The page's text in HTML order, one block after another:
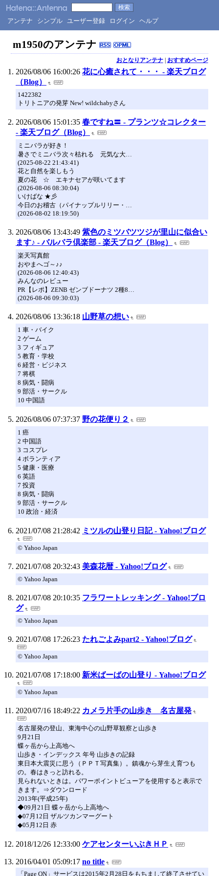
アンテナ シンプル ユーザー登録 ログイン ヘルプ
m1950のアンテナ
おとなりアンテナ| おすすめページ
2026/08/06 16:00:26 花に心癒されて・・・ - 楽天ブログ
（Blog）
1422382
トリトニアの発芽 New! wildchabyさん
2026/08/06 15:01:35 春ですね〓 - プランツ☆コレクター
- 楽天ブログ（Blog）
ミニバラが好き！
暑さでミニバラ次々枯れる 元気な大…
(2025-08-22 21:43:41)
花と自然を楽しもう
夏の花 ☆ エキナセアが咲いてます
(2026-08-06 08:30:04)
いけばな ★彡
今日のお稽古（パイナップルリリー・…
(2026-08-02 18:19:50)
2026/08/06 13:43:49 紫色のミツバツツジが里山に似合い
ます♪ - バルバラ倶楽部 - 楽天ブログ（Blog）
楽天写真館
おやまへゴ～♪♪
(2026-08-06 12:40:43)
みんなのレビュー
PR【レポ】ZENB ゼンブドーナツ 2種8…
(2026-08-06 09:30:03)
2026/08/06 13:36:18 山野草の想い
1 車・バイク
2 ゲーム
3 フィギュア
5 教育・学校
6 経営・ビジネス
7 将棋
8 病気・闘病
9 部活・サークル
10 中国語
2026/08/06 07:37:37 野の花便り２
1 癌
2 中国語
3 コスプレ
4 ボランティア
5 健康・医療
6 英語
7 投資
8 病気・闘病
9 部活・サークル
10 政治・経済
2021/07/08 21:28:42 ミツルの山登り日記 - Yahoo!ブログ
© Yahoo Japan
2021/07/08 20:32:43 美森花暦 - Yahoo!ブログ
© Yahoo Japan
2021/07/08 20:10:35 フラワートレッキング - Yahoo!ブロ
グ
© Yahoo Japan
2021/07/08 17:26:23 たれごよみpart2 - Yahoo!ブログ
© Yahoo Japan
2021/07/08 17:18:00 新米ばーばの山登り - Yahoo!ブログ
© Yahoo Japan
2020/07/16 18:49:22 カメラ片手の山歩き 名古屋発
名古屋発の登山、東海中心の山野草観察と山歩き
9月21日
蝶ヶ岳から上高地へ
山歩き・インデックス 年号 山歩きの記録
東日本大震災に思う（ＰＰＴ写真集）。鎮魂から芽生え育つも
の。春はきっと訪れる。
見られないときは。パワーポイントビューアを使用すると表示で
きます。⇒ダウンロード
2013年(平成25年)
◆09月21日 蝶ヶ岳から上高地へ
◆07月12日 ザルツカンマーグート
◆05月12日 赤
2018/12/26 12:33:00 ケアセンターいぶきＨＰ
2016/04/01 05:09:17 no title
「Page ON」サービスは2015年2月28日をもちまして終了させてい